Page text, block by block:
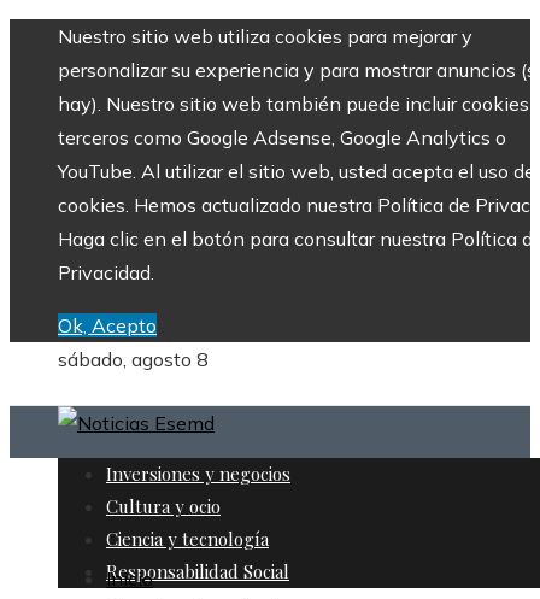
Nuestro sitio web utiliza cookies para mejorar y
personalizar su experiencia y para mostrar anuncios
hay). Nuestro sitio web también puede incluir cookies
terceros como Google Adsense, Google Analytics o
YouTube. Al utilizar el sitio web, usted acepta el uso de
cookies. Hemos actualizado nuestra Política de
Haga clic en el botón para consultar nuestra Política
Privacidad.
Ok, Acepto
sábado, agosto 8
Inversiones y negocios
Cultura y ocio
Ciencia y tecnología
Responsabilidad Social
Inicio